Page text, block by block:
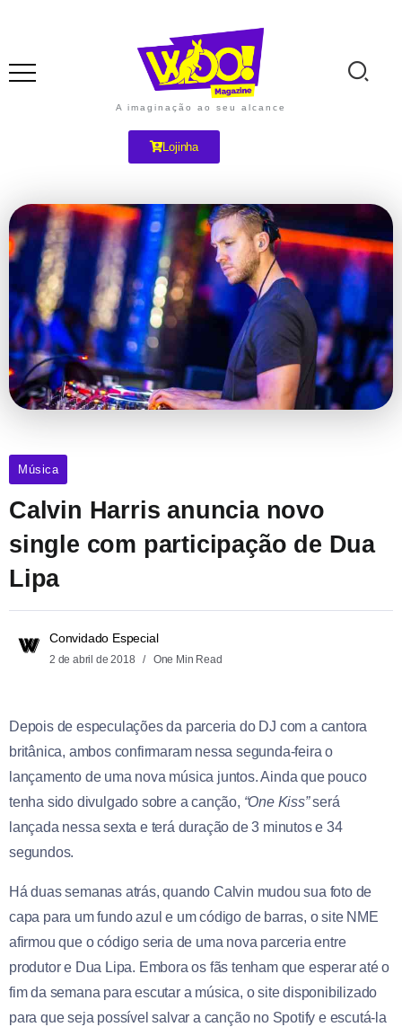
A imaginação ao seu alcance
Lojinha
Música
Calvin Harris anuncia novo
single com participação de Dua
Lipa
Convidado Especial
2 de abril de 2018 One Min Read
Depois de especulações da parceria do DJ com a cantora
britânica, ambos confirmaram nessa segunda-feira o
lançamento de uma nova música juntos. Ainda que pouco
tenha sido divulgado sobre a canção, “One Kiss”será
lançada nessa sexta e terá duração de 3 minutos e 34
segundos.
Há duas semanas atrás, quando Calvin mudou sua foto de
capa para um fundo azul e um código de barras, o site NME
afirmou que o código seria de uma nova parceria entre
produtor e Dua Lipa. Embora os fãs tenham que esperar até o
fim da semana para escutar a música, o site disponibilizado
para que seja possível salvar a canção no Spotify e escutá-la